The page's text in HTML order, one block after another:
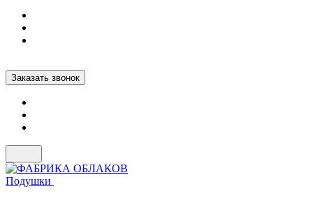
Заказать звонок
Подушки